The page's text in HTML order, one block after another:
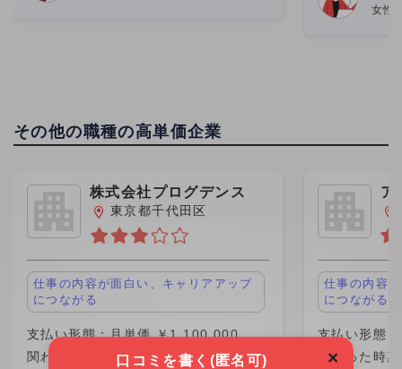
仕事はは進
女性
その他の職種の高単価企業
株式会社プログデンス
東京都千代田区
仕事の内容が面白い、キャリアアップ
につながる
支払い形態：月単価 ￥1,100,000
関わった時期：2023年
ア
仕事の内容
につながる
支払い形態
関わった時
×
口コミを書く(匿名可)